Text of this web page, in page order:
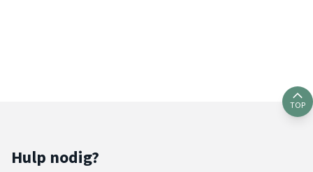
TOP
Hulp nodig?